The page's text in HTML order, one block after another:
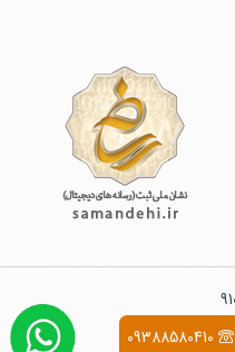
09388580410